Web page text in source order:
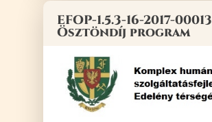
EFOP-1.5.3-16-2017-00013
Ösztöndíj program